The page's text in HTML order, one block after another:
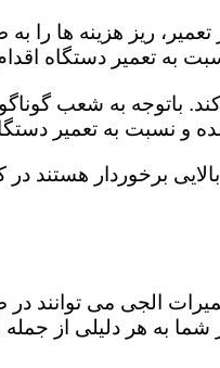
ریز هزینه ها را به
به تعمیر دستگاه
باتوجه به شعب
و نسبت به تعمیر
برخوردار هستند
الجی می توانند
به هر دلیلی از جمله